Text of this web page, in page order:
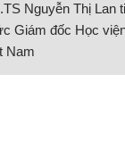
Nguyễn Thị Lan
Giám đốc Học
Nam